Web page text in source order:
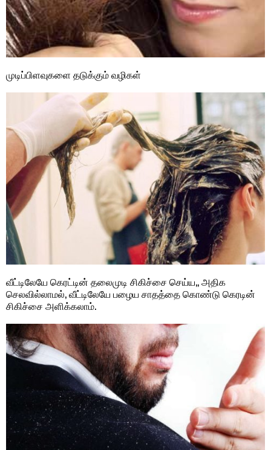
முடிப்பிளவுகளை தடுக்கும் வழிகள்
வீட்டிலேயே கெரட்டின் தலைமுடி சிகிச்சை செய்ய,, அதிக
செலவில்லாமல், வீட்டிலேயே பழைய சாதத்தை கொண்டு கெரடின்
சிகிச்சை அளிக்கலாம்.